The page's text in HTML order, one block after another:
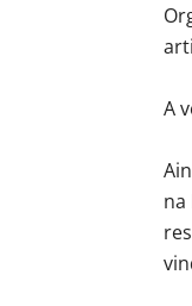
A
na